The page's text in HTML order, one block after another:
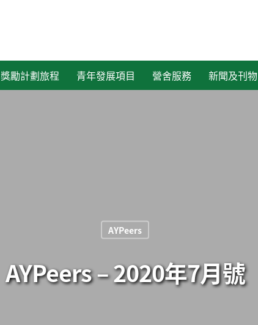
獎勵計劃旅程 青年發展項目 營舍服務 新聞及刊物
AYPeers
AYPeers – 2020年7月號